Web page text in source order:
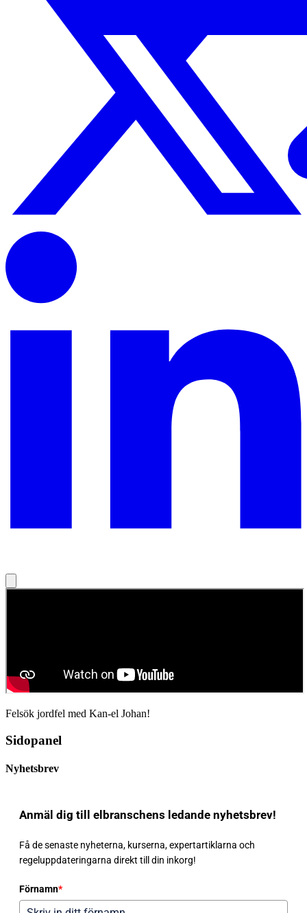
Felsök jordfel med Kan-el Johan!
Sidopanel
Nyhetsbrev
Anmäl dig till elbranschens ledande nyhetsbrev!
Få de senaste nyheterna, kurserna, expertartiklarna och
regeluppdateringarna direkt till din inkorg!
Förnamn*